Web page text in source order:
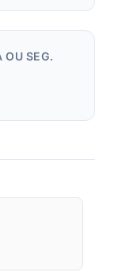
OU SEG.